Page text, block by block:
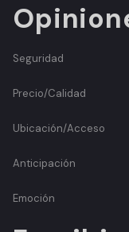
Seguridad
Precio/Calidad
Ubicación/Acceso
Anticipación
Emoción